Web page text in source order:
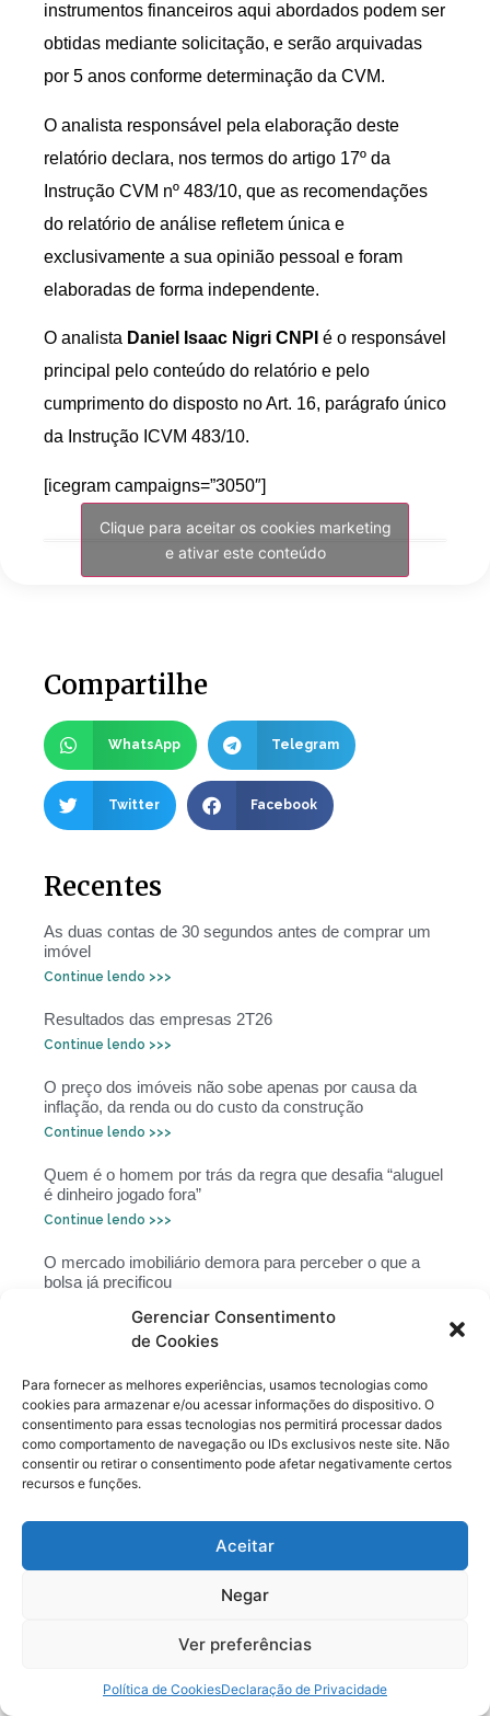
Gerenciar Consentimento
de Cookies
Para fornecer as melhores experiências, usamos tecnologias como
cookies para armazenar e/ou acessar informações do dispositivo. O
consentimento para essas tecnologias nos permitirá processar dados
como comportamento de navegação ou IDs exclusivos neste site. Não
consentir ou retirar o consentimento pode afetar negativamente certos
recursos e funções.
Aceitar
Negar
Ver preferências
Política de CookiesDeclaração de Privacidade
instrumentos financeiros aqui abordados podem ser
obtidas mediante solicitação, e serão arquivadas
por 5 anos conforme determinação da CVM.
O analista responsável pela elaboração deste
relatório declara, nos termos do artigo 17º da
Instrução CVM nº 483/10, que as recomendações
do relatório de análise refletem única e
exclusivamente a sua opinião pessoal e foram
elaboradas de forma independente.
O analista Daniel Isaac Nigri CNPI é o responsável
principal pelo conteúdo do relatório e pelo
cumprimento do disposto no Art. 16, parágrafo único
da Instrução ICVM 483/10.
[icegram campaigns=”3050″]
Clique para aceitar os cookies marketing
e ativar este conteúdo
Compartilhe
WhatsApp Telegram
Twitter Facebook
Recentes
As duas contas de 30 segundos antes de comprar um
imóvel
Continue lendo >>>
Resultados das empresas 2T26
Continue lendo >>>
O preço dos imóveis não sobe apenas por causa da
inflação, da renda ou do custo da construção
Continue lendo >>>
Quem é o homem por trás da regra que desafia “aluguel
é dinheiro jogado fora”
Continue lendo >>>
O mercado imobiliário demora para perceber o que a
bolsa já precificou
Continue lendo >>>
O aluguel que você paga sem saber
Siga-nos
Clique para aceitar os cookies marketing
e ativar este conteúdo